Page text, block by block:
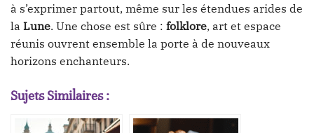
à s’exprimer partout, même sur les étendues arides de
la Lune. Une chose est sûre : folklore, art et espace
réunis ouvrent ensemble la porte à de nouveaux
horizons enchanteurs.
Sujets Similaires :